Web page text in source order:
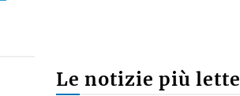
Le notizie più lette